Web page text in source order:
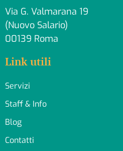
Via G. Valmarana 19
(Nuovo Salario)
00139 Roma
Link utili
Servizi
Staff & Info
Blog
Contatti